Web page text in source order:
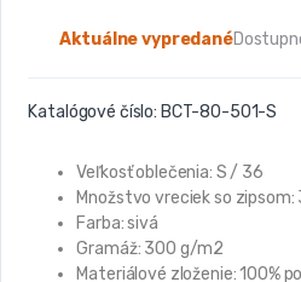
Aktuálne vypredané
Katalógové číslo: BCT-80-501-S
Veľkosť oblečenia: S / 36
Množstvo vreciek so zipsom:
Farba: sivá
Gramáž: 300 g/m2
Materiálové zloženie: 100%